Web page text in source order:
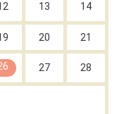
13 14
20 21
27 28